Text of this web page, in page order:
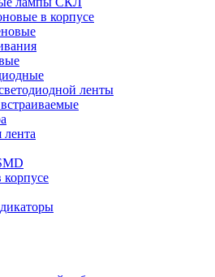
в корпусе
ленты
лента